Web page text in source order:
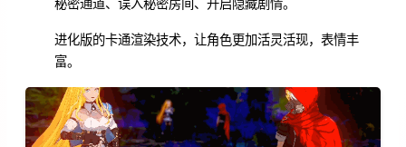
秘密通道、误入秘密房间、开启隐藏剧情。
进化版的卡通渲染技术，让角色更加活灵活现，表情丰
富。